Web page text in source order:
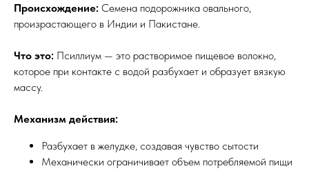
Происхождение: Семена подорожника овального,
произрастающего в Индии и Пакистане.
Что это: Псиллиум — это растворимое пищевое волокно,
которое при контакте с водой разбухает и образует вязкую
массу.
Механизм действия:
Разбухает в желудке, создавая чувство сытости
Механически ограничивает объем потребляемой пищи